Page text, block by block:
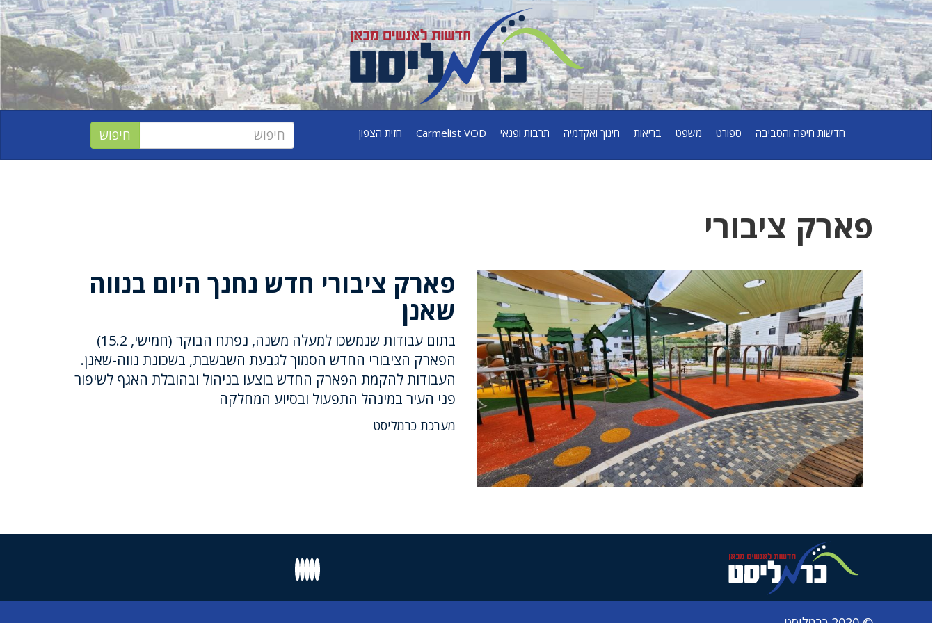
חדשות חיפה והסביבה ספורט משפט בריאות חינוך ואקדמיה תרבות ופנאי Carmelist VOD חזית הצפון
פארק ציבורי
פארק ציבורי חדש נחנך היום בנווה
שאנן
בתום עבודות שנמשכו למעלה משנה, נפתח הבוקר (חמישי, 15.2)
הפארק הציבורי החדש הסמוך לגבעת השבשבת, בשכונת נווה-שאנן.
העבודות להקמת הפארק החדש בוצעו בניהול ובהובלת האגף לשיפור
פני העיר במינהל התפעול ובסיוע המחלקה
מערכת כרמליסט